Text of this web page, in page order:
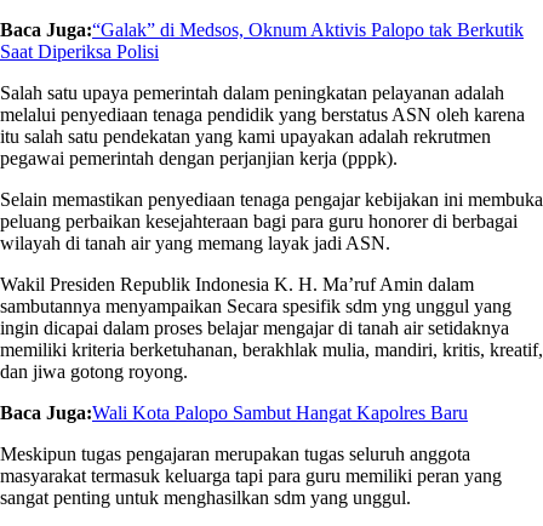
Baca Juga:“Galak” di Medsos, Oknum Aktivis Palopo tak Berkutik
Saat Diperiksa Polisi
Salah satu upaya pemerintah dalam peningkatan pelayanan adalah
melalui penyediaan tenaga pendidik yang berstatus ASN oleh karena
itu salah satu pendekatan yang kami upayakan adalah rekrutmen
pegawai pemerintah dengan perjanjian kerja (pppk).
Selain memastikan penyediaan tenaga pengajar kebijakan ini membuka
peluang perbaikan kesejahteraan bagi para guru honorer di berbagai
wilayah di tanah air yang memang layak jadi ASN.
Wakil Presiden Republik Indonesia K. H. Ma’ruf Amin dalam
sambutannya menyampaikan Secara spesifik sdm yng unggul yang
ingin dicapai dalam proses belajar mengajar di tanah air setidaknya
memiliki kriteria berketuhanan, berakhlak mulia, mandiri, kritis, kreatif,
dan jiwa gotong royong.
Baca Juga:Wali Kota Palopo Sambut Hangat Kapolres Baru
Meskipun tugas pengajaran merupakan tugas seluruh anggota
masyarakat termasuk keluarga tapi para guru memiliki peran yang
sangat penting untuk menghasilkan sdm yang unggul.